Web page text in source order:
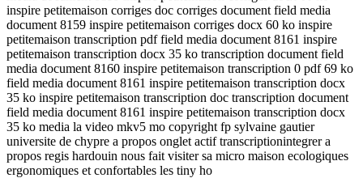
inspire petitemaison corriges doc corriges document field media
document 8159 inspire petitemaison corriges docx 60 ko inspire
petitemaison transcription pdf field media document 8161 inspire
petitemaison transcription docx 35 ko transcription document field
media document 8160 inspire petitemaison transcription 0 pdf 69 ko
field media document 8161 inspire petitemaison transcription docx
35 ko inspire petitemaison transcription doc transcription document
field media document 8161 inspire petitemaison transcription docx
35 ko media la video mkv5 mo copyright fp sylvaine gautier
universite de chypre a propos onglet actif transcriptionintegrer a
propos regis hardouin nous fait visiter sa micro maison ecologiques
ergonomiques et confortables les tiny ho